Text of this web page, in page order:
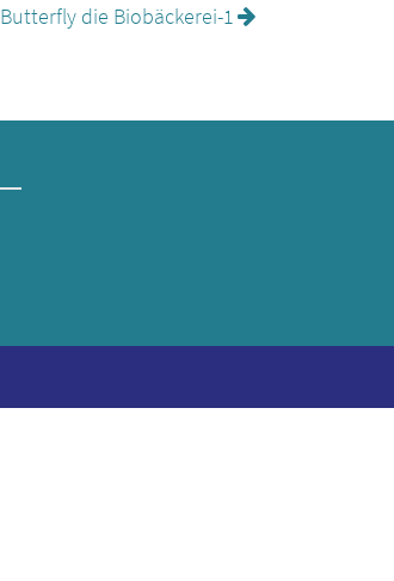
Butterfly die Biobäckerei-1